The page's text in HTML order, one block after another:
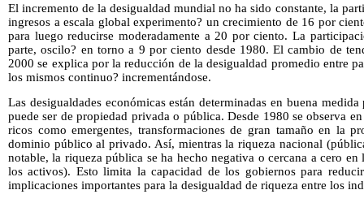
El incremento de la desigualdad mundial no ha sido constante, la
ingresos a escala global experimento? un crecimiento de 16 por
para luego reducirse moderadamente a 20 por ciento. La
parte, oscilo? en torno a 9 por ciento desde 1980. El cambio de
2000 se explica por la reducción de la desigualdad promedio entre
los mismos continuo? incrementándose.
Las desigualdades económicas están determinadas en buena
puede ser de propiedad privada o pública. Desde 1980 se observa
ricos como emergentes, transformaciones de gran tamaño en la
dominio público al privado. Así, mientras la riqueza nacional
notable, la riqueza pública se ha hecho negativa o cercana a cero en
los activos). Esto limita la capacidad de los gobiernos para
implicaciones importantes para la desigualdad de riqueza entre los